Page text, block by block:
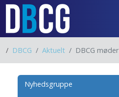
/ DBCG Aktuelt DBCG møder
Nyhedsgruppe